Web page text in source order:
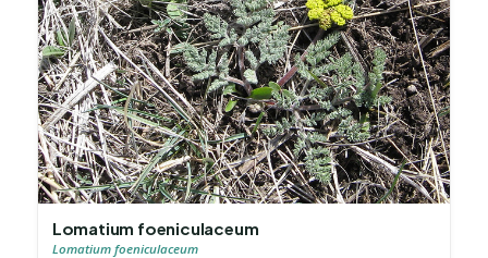
Lomatium foeniculaceum
Lomatium foeniculaceum